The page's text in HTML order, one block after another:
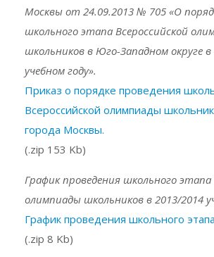
Москвы от 24.09.2013 № 705 «О
школьного этапа Всероссийской
школьников в Юго-Западном округе в
учебном году».
Приказ о порядке проведения
Всероссийской олимпиады
города Москвы.
(.zip 153 Kb)
График проведения школьного этапа
олимпиады школьников в 2013/2014
График проведения школьного
(.zip 8 Kb)